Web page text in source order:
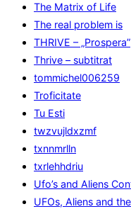
The Matrix of Life
The real problem is
THRIVE – „Prospera”
Thrive – subtitrat
tommichel006259
Troficitate
Tu Esti
twzvujldxzmf
txnnmrlln
txrlehhdriu
Ufo’s and Aliens
UFOs, Aliens and